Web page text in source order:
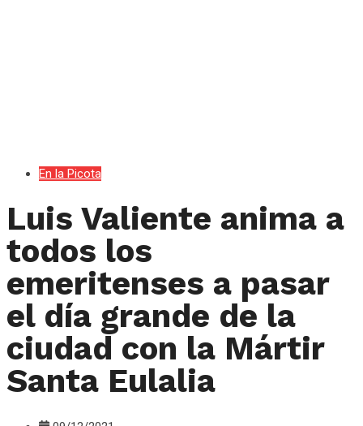
En la Picota
Luis Valiente anima a
todos los
emeritenses a pasar
el día grande de la
ciudad con la Mártir
Santa Eulalia